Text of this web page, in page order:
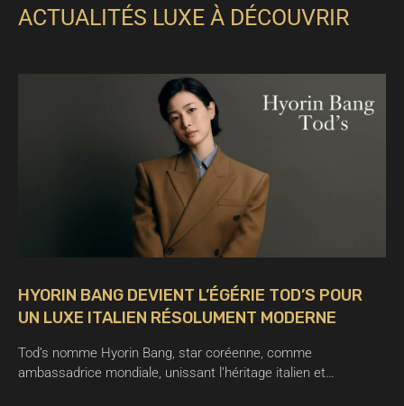
ACTUALITÉS LUXE À DÉCOUVRIR
HYORIN BANG DEVIENT L’ÉGÉRIE TOD’S POUR
UN LUXE ITALIEN RÉSOLUMENT MODERNE
Tod’s nomme Hyorin Bang, star coréenne, comme
ambassadrice mondiale, unissant l’héritage italien et…